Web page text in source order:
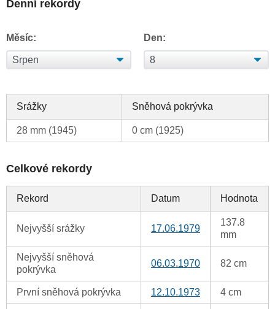
Denní rekordy
Měsíc: Den:
Srážky Sněhová pokrývka
28 mm (1945) 0 cm (1925)
Celkové rekordy
Rekord Datum Hodnota
Nejvyšší srážky 17.06.1979
137.8
mm
Nejvyšší sněhová
pokrývka
06.03.1970 82 cm
První sněhová pokrývka 12.10.1973 4 cm